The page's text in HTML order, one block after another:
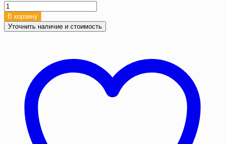
Количество
товара
Полог
ПВХ
люверсами
В корзину
Уточнить наличие и стоимость